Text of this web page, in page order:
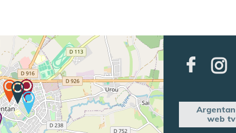
Argentan
web tv